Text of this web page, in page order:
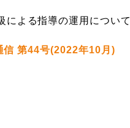
による指導の運用について
信 第44号(2022年10月)